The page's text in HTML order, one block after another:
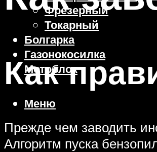
Фрезерный
Токарный
Болгарка
Газонокосилка
Мотоблок
Меню
Как
Прежде чем заводить
Алгоритм пуска